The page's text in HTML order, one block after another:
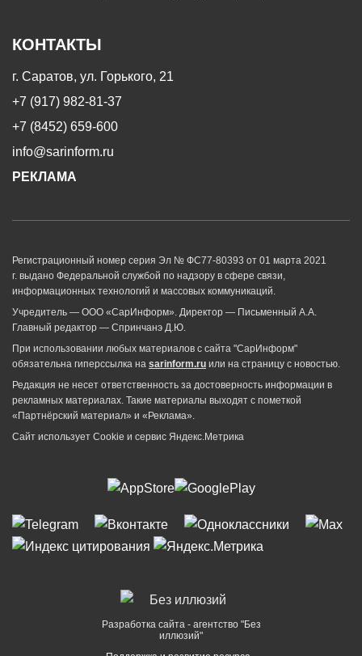
КОНТАКТЫ
г. Саратов, ул. Горького, 21
+7 (917) 982-81-37
+7 (8452) 659-600
info@sarinform.ru
РЕКЛАМА
Регистрационный номер серия Эл № ФС77-80393 от 01 марта 2021
г. выдано Федеральной службой по надзору в сфере связи,
информационных технологий и массовых коммуникаций.
Учредитель — ООО «СарИнформ». Директор — Письменный А.А.
Главный редактор — Спринчанэ Д.Ю.
При использовании любых материалов с сайта "СарИнформ"
обязательна гиперссылка на sarinform.ru или на страницу с новостью.
Редакция не несет ответственность за достоверность информации в
рекламных материалах. Такие материалы выходят с пометкой
«Партнёрский материал» и «Реклама».
Сайт использует Cookie и сервиc Яндекс.Метрика
Разработка сайта - агентство "Без
иллюзий"